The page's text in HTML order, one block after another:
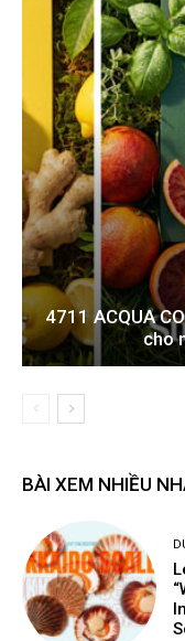
4711 ACQUA
cho
BÀI XEM NHIỀU